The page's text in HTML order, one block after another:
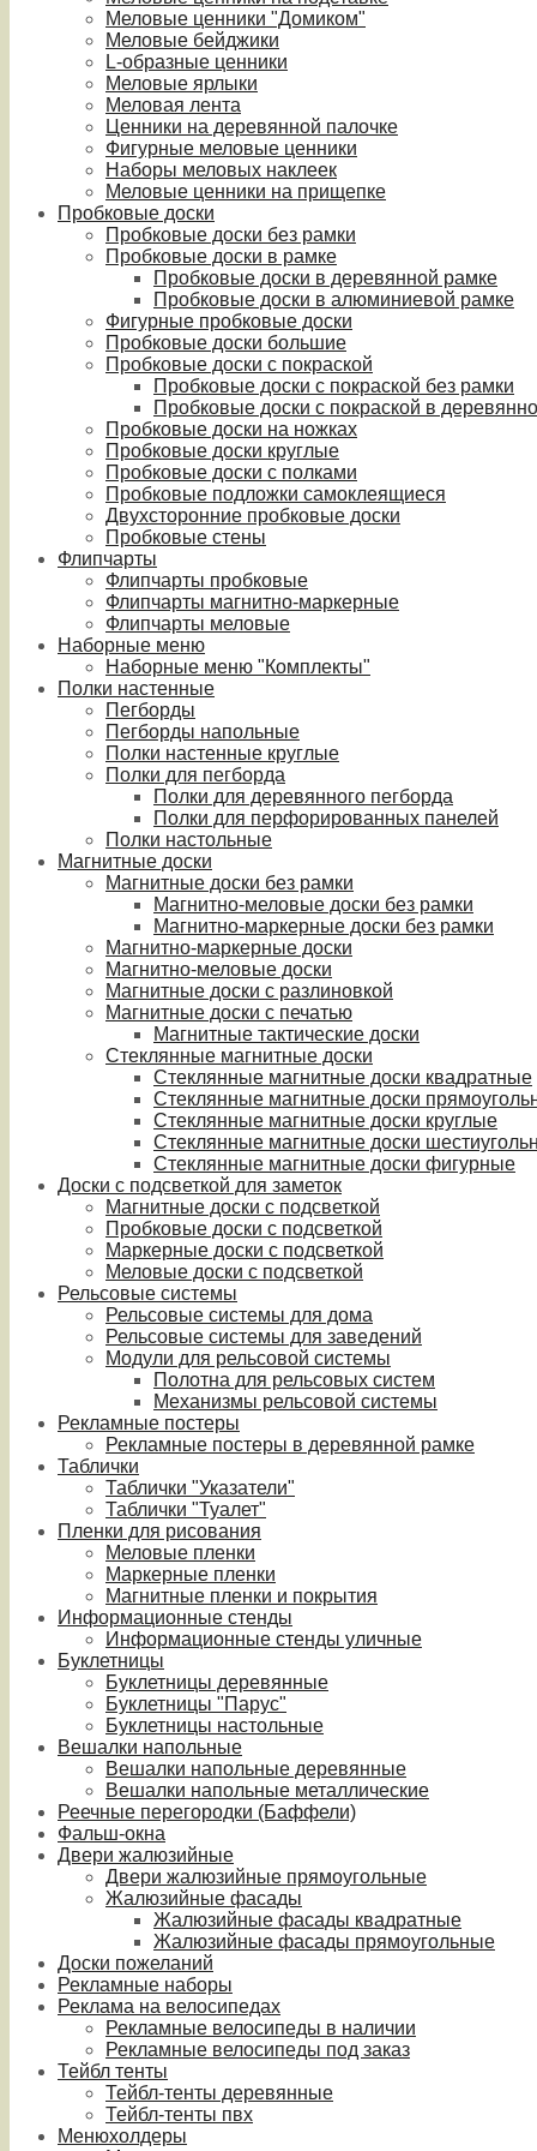
Меловые ценники "Домиком"
Меловые бейджики
L-образные ценники
Меловые ярлыки
Меловая лента
Ценники на деревянной палочке
Фигурные меловые ценники
Наборы меловых наклеек
Меловые ценники на прищепке
Пробковые доски
Пробковые доски без рамки
Пробковые доски в рамке
Пробковые доски в деревянной рамке
Пробковые доски в алюминиевой рамке
Фигурные пробковые доски
Пробковые доски большие
Пробковые доски с покраской
Пробковые доски с покраской без рамки
Пробковые доски с покраской в
Пробковые доски на ножках
Пробковые доски круглые
Пробковые доски с полками
Пробковые подложки самоклеящиеся
Двухсторонние пробковые доски
Пробковые стены
Флипчарты
Флипчарты пробковые
Флипчарты магнитно-маркерные
Флипчарты меловые
Наборные меню
Наборные меню "Комплекты"
Полки настенные
Пегборды
Пегборды напольные
Полки настенные круглые
Полки для пегборда
Полки для деревянного пегборда
Полки для перфорированных панелей
Полки настольные
Магнитные доски
Магнитные доски без рамки
Магнитно-меловые доски без рамки
Магнитно-маркерные доски без рамки
Магнитно-маркерные доски
Магнитно-меловые доски
Магнитные доски с разлиновкой
Магнитные доски с печатью
Магнитные тактические доски
Стеклянные магнитные доски
Стеклянные магнитные доски квадратные
Стеклянные магнитные доски
Стеклянные магнитные доски круглые
Стеклянные магнитные доски
Стеклянные магнитные доски фигурные
Доски с подсветкой для заметок
Магнитные доски с подсветкой
Пробковые доски с подсветкой
Маркерные доски с подсветкой
Меловые доски с подсветкой
Рельсовые системы
Рельсовые системы для дома
Рельсовые системы для заведений
Модули для рельсовой системы
Полотна для рельсовых систем
Механизмы рельсовой системы
Рекламные постеры
Рекламные постеры в деревянной рамке
Таблички
Таблички "Указатели"
Таблички "Туалет"
Пленки для рисования
Меловые пленки
Маркерные пленки
Магнитные пленки и покрытия
Информационные стенды
Информационные стенды уличные
Буклетницы
Буклетницы деревянные
Буклетницы "Парус"
Буклетницы настольные
Вешалки напольные
Вешалки напольные деревянные
Вешалки напольные металлические
Реечные перегородки (Баффели)
Фальш-окна
Двери жалюзийные
Двери жалюзийные прямоугольные
Жалюзийные фасады
Жалюзийные фасады квадратные
Жалюзийные фасады прямоугольные
Доски пожеланий
Рекламные наборы
Реклама на велосипедах
Рекламные велосипеды в наличии
Рекламные велосипеды под заказ
Тейбл тенты
Тейбл-тенты деревянные
Тейбл-тенты пвх
Менюхолдеры